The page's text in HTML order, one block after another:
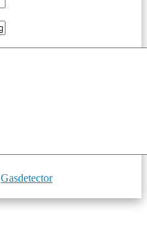
Gasdetector